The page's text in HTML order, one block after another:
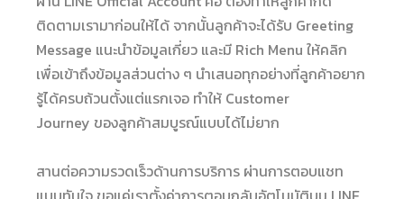
ติดตามเรามาก่อนให้ได้ จากนั้นลูกค้าจะได้รับ Greeting
Message แนะนำข้อมูลเกี่ยว และมี Rich Menu ให้คลิก
เพื่อเข้าถึงข้อมูลส่วนต่าง ๆ นำเสนอทุกอย่างที่ลูกค้าอยาก
รู้ได้ครบถ้วนตั้งแต่แรกเจอ ทำให้ Customer
Journey ของลูกค้าสมบูรณ์แบบได้ไม่ยาก
สานต่อความรวดเร็วด้านการบริการ ผ่านการตอบแชท